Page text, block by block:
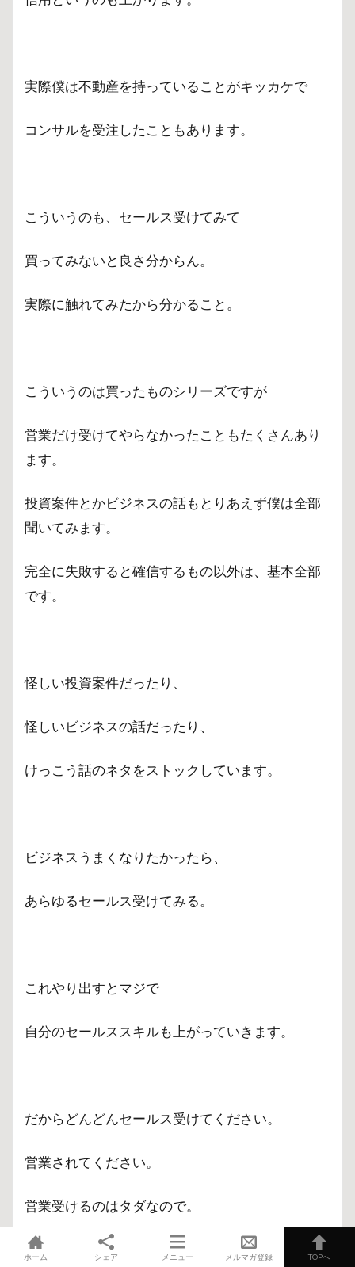
実際僕は不動産を持っていることがキッカケで
コンサルを受注したこともあります。
こういうのも、セールス受けてみて
買ってみないと良さ分からん。
実際に触れてみたから分かること。
こういうのは買ったものシリーズですが
営業だけ受けてやらなかったこともたくさんあり
ます。
投資案件とかビジネスの話もとりあえず僕は全部
聞いてみます。
完全に失敗すると確信するもの以外は、基本全部
です。
怪しい投資案件だったり、
怪しいビジネスの話だったり、
けっこう話のネタをストックしています。
ビジネスうまくなりたかったら、
あらゆるセールス受けてみる。
これやり出すとマジで
自分のセールススキルも上がっていきます。
だからどんどんセールス受けてください。
営業されてください。
営業受けるのはタダなので。
ホーム シェア メニュー メルマガ登録 TOPへ